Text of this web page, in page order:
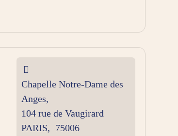
Chapelle Notre-Dame des
Anges,
104 rue de Vaugirard
PARIS, 75006